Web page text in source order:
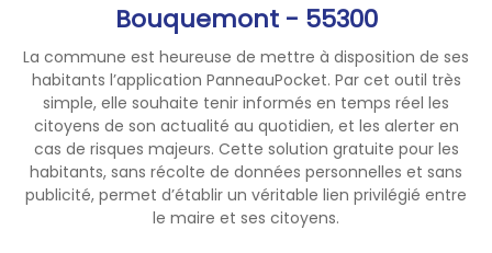
Bouquemont - 55300
La commune est heureuse de mettre à disposition de ses
habitants l’application PanneauPocket. Par cet outil très
simple, elle souhaite tenir informés en temps réel les
citoyens de son actualité au quotidien, et les alerter en
cas de risques majeurs. Cette solution gratuite pour les
habitants, sans récolte de données personnelles et sans
publicité, permet d’établir un véritable lien privilégié entre
le maire et ses citoyens.
Beausite - 42 rue Berne
📅 Prochaine permanence le
mercredi 16 septembre de 14h
à 17h
📌 Sur rendez-vous
uniquement.
📞 Réservations :
lucile.vandenbergh@culture.g